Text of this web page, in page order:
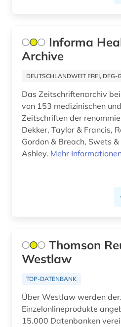
elektronisches buch (19)
elektrotechnik (6)
energieeffizienz (1)
energieerzeugung (1)
englisch (2)
entwicklungspolitik (1)
enzyklopädie (1)
Informa
Archive
DEUTSCHLANDWEIT FREI, DFG-
Das Zeitschriftenarchiv
von 153 medizinischen
Zeitschriften der
Dekker, Taylor & Francis,
Gordon & Breach, Swets
Ashley. Mehr
Thomson
Westlaw
TOP-DATENBANK
Über Westlaw werden derzeit etwa 2.687
Einzelonlineprodukte
15.000 Datenbanken